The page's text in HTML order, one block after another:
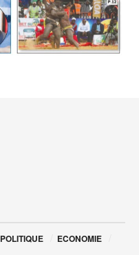
POLITIQUE
ECONOMIE